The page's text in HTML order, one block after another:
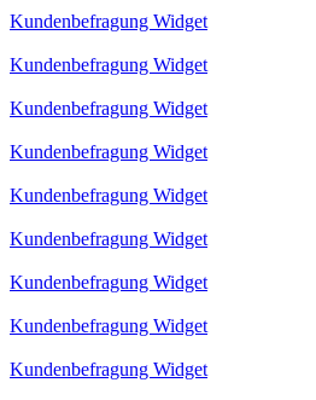
Kundenbefragung Widget
Kundenbefragung Widget
Kundenbefragung Widget
Kundenbefragung Widget
Kundenbefragung Widget
Kundenbefragung Widget
Kundenbefragung Widget
Kundenbefragung Widget
Kundenbefragung Widget